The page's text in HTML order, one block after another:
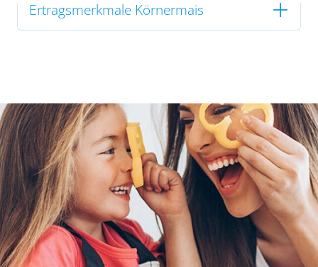
Ertragsmerkmale Körnermais